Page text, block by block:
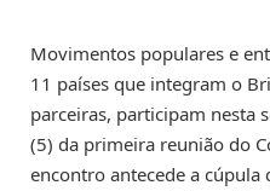
Movimentos populares e
11 países que integram o
parceiras, participam nesta
(5) da primeira reunião do
encontro antecede a